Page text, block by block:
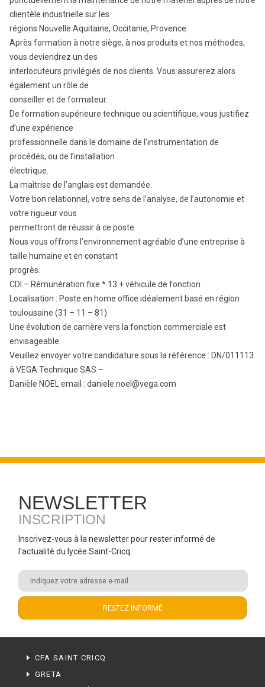
clientèle industrielle sur les
régions Nouvelle Aquitaine, Occitanie, Provence.
Après formation à notre siège, à nos produits et nos méthodes,
vous deviendrez un des
interlocuteurs privilégiés de nos clients. Vous assurerez alors
également un rôle de
conseiller et de formateur.
De formation supérieure technique ou scientifique, vous justifiez
d’une expérience
professionnelle dans le domaine de l’instrumentation de
procédés, ou de l’installation
électrique.
La maîtrise de l’anglais est demandée.
Votre bon relationnel, votre sens de l’analyse, de l’autonomie et
votre rigueur vous
permettront de réussir à ce poste.
Nous vous offrons l’environnement agréable d’une entreprise à
taille humaine et en constant
progrès.
CDI – Rémunération fixe * 13 + véhicule de fonction
Localisation : Poste en home office idéalement basé en région
toulousaine (31 – 11 – 81)
Une évolution de carrière vers la fonction commerciale est
envisageable.
Veuillez envoyer votre candidature sous la référence : DN/011113
à VEGA Technique SAS –
Danièle NOEL email : daniele.noel@vega.com
NEWSLETTER
INSCRIPTION
Inscrivez-vous à la newsletter pour rester informé de
l'actualité du lycée Saint-Cricq.
CFA SAINT CRICQ
GRETA